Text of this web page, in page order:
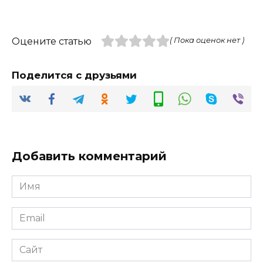
Оцените статью ( Пока оценок нет )
Поделится с друзьями
Добавить комментарий
Имя
*
Email
*
Сайт